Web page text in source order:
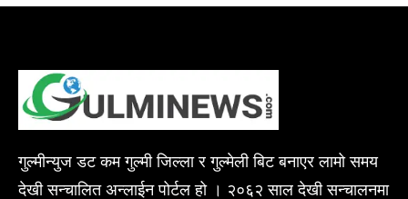
गुल्मीन्युज डट कम गुल्मी जिल्ला र गुल्मेली बिट बनाएर लामो समय
देखी सन्चालित अन्लाईन पोर्टल हो । २०६२ साल देखी सन्चालनमा